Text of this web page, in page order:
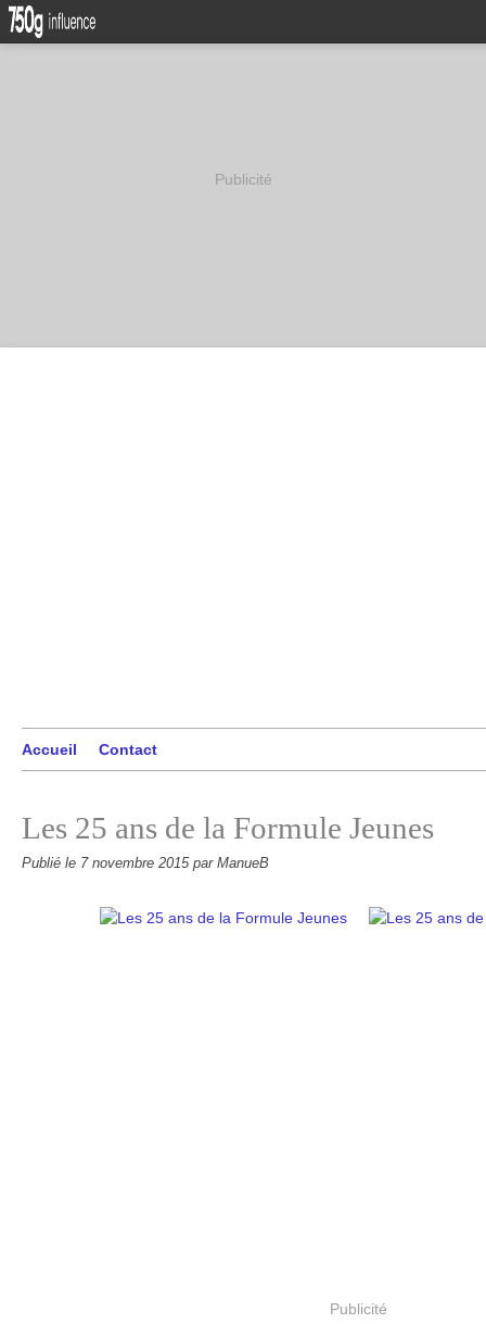
Publicité
Accueil Contact
Les 25 ans de la Formule Jeunes
Publié le 7 novembre 2015 par ManueB
Publicité